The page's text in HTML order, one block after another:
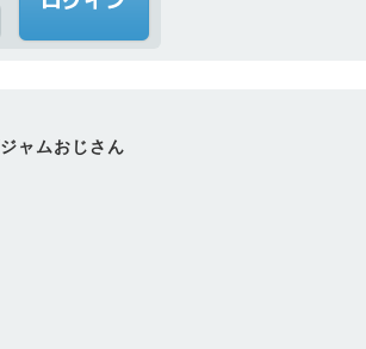
ャムおじさん